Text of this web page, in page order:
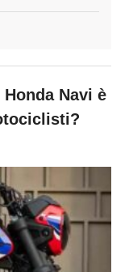
Navi è